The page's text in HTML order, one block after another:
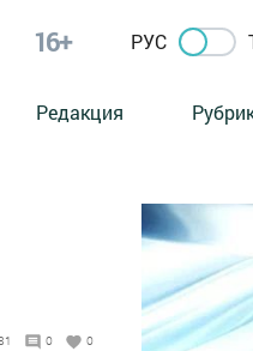
16+ РУС
Редакция
0 0